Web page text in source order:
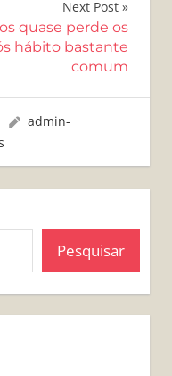
Next Post
quase perde os
hábito bastante
comum
admin-
Pesquisar